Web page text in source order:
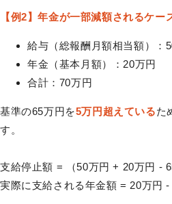
【例2】年金が一部減額されるケー
給与（総報酬月額相当額）：
年金（基本月額）：20万円
合計：70万円
基準の65万円を5万円超えているた
す。
支給停止額 = （50万円 + 20万円 -
実際に支給される年金額 = 20万円